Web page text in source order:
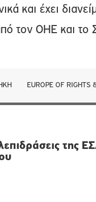
και έχει
τον ΟΗΕ και το
EUROPE OF RIGHTS
της